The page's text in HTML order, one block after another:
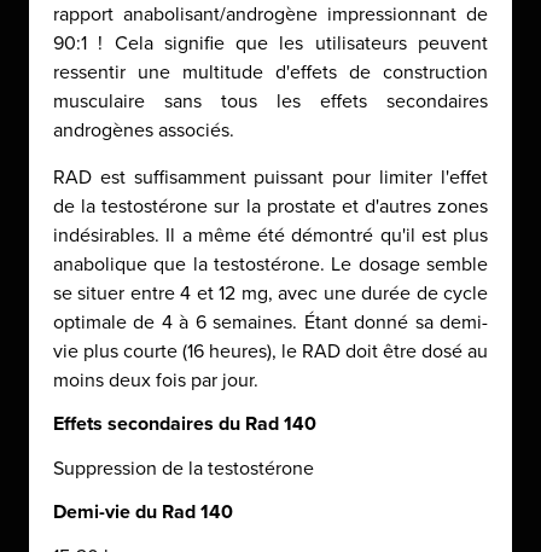
rapport anabolisant/androgène impressionnant de
90:1 ! Cela signifie que les utilisateurs peuvent
ressentir une multitude d'effets de construction
musculaire sans tous les effets secondaires
androgènes associés.
RAD est suffisamment puissant pour limiter l'effet
de la testostérone sur la prostate et d'autres zones
indésirables. Il a même été démontré qu'il est plus
anabolique que la testostérone. Le dosage semble
se situer entre 4 et 12 mg, avec une durée de cycle
optimale de 4 à 6 semaines. Étant donné sa demi-
vie plus courte (16 heures), le RAD doit être dosé au
moins deux fois par jour.
Effets secondaires du Rad 140
Suppression de la testostérone
Demi-vie du Rad 140